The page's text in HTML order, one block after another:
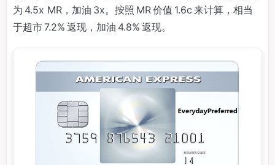
为 4.5x MR，加油 3x。按照 MR 价值 1.6c 来计算，相当
于超市 7.2% 返现，加油 4.8% 返现。